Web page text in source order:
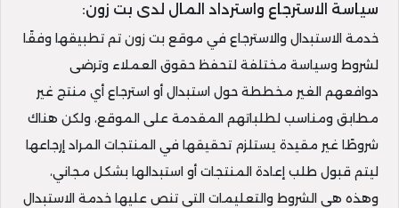
سياسة الاسترجاع واسترداد المال لدى بت زون:
خدمة الاستبدال والاسترجاع في موقع بت زون تم تطبيقها وفقًا
لشروط وسياسة مختلفة لتحفظ حقوق العملاء وترضى
دوافعهم الغير مخططة حول استبدال أو استرجاع أي منتج غير
مطابق ومناسب لطلباتهم المقدمة على الموقع، ولكن هناك
شروطًا غير مقيدة يستلزم تحقيقها في المنتجات المراد إرجاعها
ليتم قبول طلب إعادة المنتجات أو استبدالها بشكل مجاني،
وهذه هي الشروط والتعليمات التي تنص عليها خدمة الاستبدال